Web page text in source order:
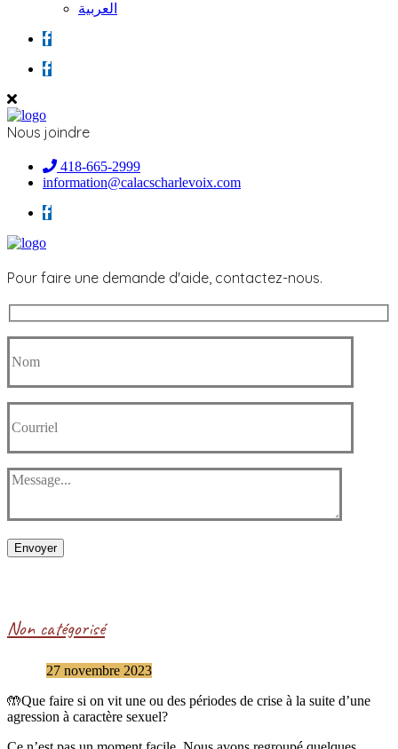
العربية
Nous joindre
418-665-2999
information@calacscharlevoix.com
Pour faire une demande d'aide, contactez-nous.
Envoyer
Non catégorisé
27 novembre 2023
🤲Que faire si on vit une ou des périodes de crise à la suite d’une
agression à caractère sexuel?